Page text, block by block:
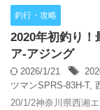
釣行・攻略
2020年初釣り
ア‐アジング
2026/1/21
ツマンSPRS-83H-T,
20/1/2神奈川県西湘